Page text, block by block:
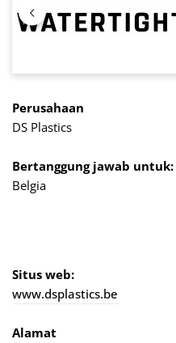
Perusahaan
DS Plastics
Bertanggung jawab untuk:
Belgia
Situs web:
www.dsplastics.be
Alamat